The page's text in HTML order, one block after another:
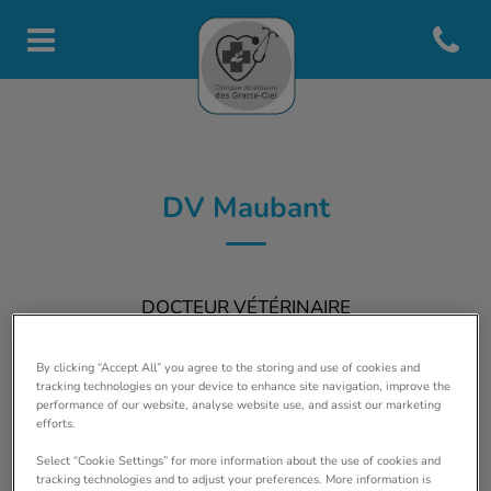
Page d'accueil de Clinique
Open
DV Maubant
DOCTEUR VÉTÉRINAIRE
By clicking “Accept All” you agree to the storing and use of cookies and
tracking technologies on your device to enhance site navigation, improve the
performance of our website, analyse website use, and assist our marketing
efforts.
Select “Cookie Settings” for more information about the use of cookies and
tracking technologies and to adjust your preferences. More information is